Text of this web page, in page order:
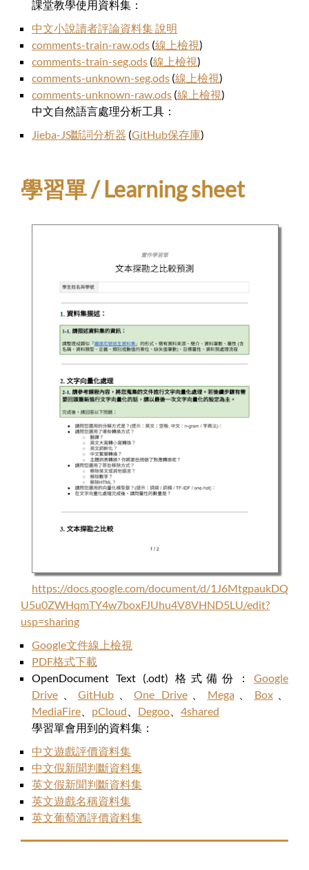
課堂教學使用資料集：
中文小說讀者評論資料集 說明
comments-train-raw.ods (線上檢視)
comments-train-seg.ods (線上檢視)
comments-unknown-seg.ods (線上檢視)
comments-unknown-raw.ods (線上檢視)
中文自然語言處理分析工具：
Jieba-JS斷詞分析器 (GitHub保存庫)
學習單 / Learning sheet
https://docs.google.com/document/d/1J6MtgpaukDQ
U5u0ZWHqmTY4w7boxFJUhu4V8VHND5LU/edit?
usp=sharing
Google文件線上檢視
PDF格式下載
OpenDocument Text (.odt) 格式備份： Google
Drive
GitHub One Drive、 Mega、 Box、
MediaFire
pCloud Degoo
4shared
學習單會用到的資料集：
中文遊戲評價資料集
中文假新聞判斷資料集
英文假新聞判斷資料集
英文遊戲名稱資料集
英文葡萄酒評價資料集